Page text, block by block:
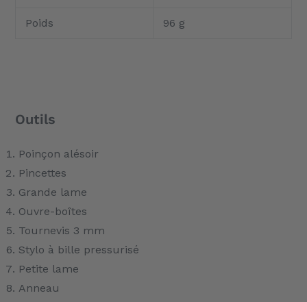
Poids 96 g
Outils
Poinçon alésoir
Pincettes
Grande lame
Ouvre-boîtes
Tournevis 3 mm
Stylo à bille pressurisé
Petite lame
Anneau